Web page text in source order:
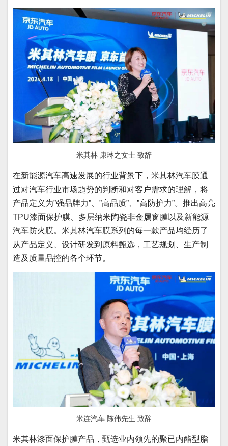
米其林 康琳之女士 致辞
在新能源汽车高速发展的行业背景下，米其林汽车膜通
过对汽车行业市场趋势的判断和对客户需求的理解，将
产品定义为”强品牌力”、”高品质”、”高防护力”。推出高亮
TPU漆面保护膜、多层纳米陶瓷非金属窗膜以及新能源
汽车防火膜。米其林汽车膜系列的每一款产品均经历了
从产品定义、设计研发到原料甄选，工艺规划、生产制
造及质量品控的各个环节。
米连汽车 陈伟先生 致辞
米其林漆面保护膜产品，甄选业内领先的聚已内酯型脂